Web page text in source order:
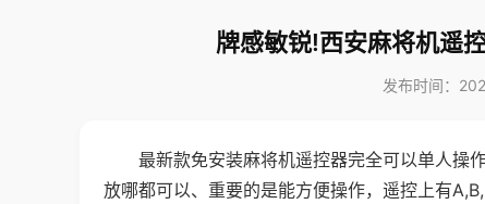
牌感敏锐!西安麻将机遥
发布时间：
最新款免安装麻将机遥控器完全可以单人操
放哪都可以、重要的是能方便操作，遥控上有